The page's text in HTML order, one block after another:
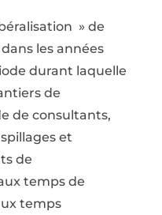
» de
les années
durant laquelle
de
de consultants,
et
de
temps de
temps